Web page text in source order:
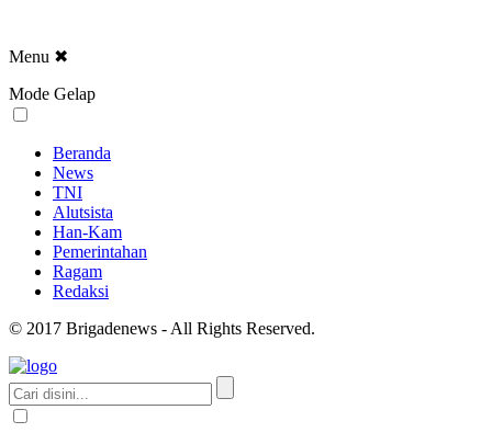
Menu ✖
Mode Gelap
Beranda
News
TNI
Alutsista
Han-Kam
Pemerintahan
Ragam
Redaksi
© 2017 Brigadenews - All Rights Reserved.